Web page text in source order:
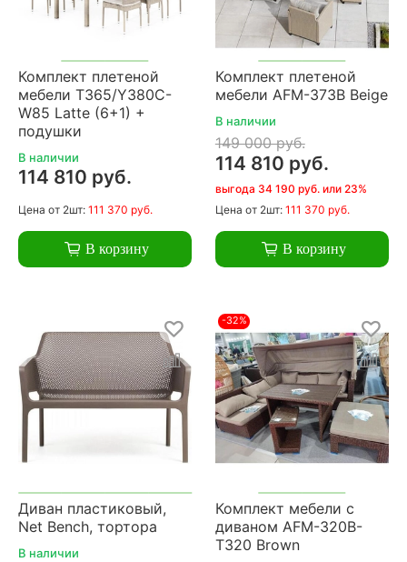
Комплект плетеной
мебели T365/Y380C-
W85 Latte (6+1) +
подушки
В наличии
114 810 руб.
Цена от 2шт: 111 370 руб.
В корзину
Комплект плетеной
мебели AFM-373B Beige
В наличии
149 000 руб.
114 810 руб.
выгода 34 190 руб. или 23%
Цена от 2шт: 111 370 руб.
В корзину
Диван пластиковый,
Net Bench, тортора
В наличии
-32%
Комплект мебели с
диваном AFM-320B-
T320 Brown